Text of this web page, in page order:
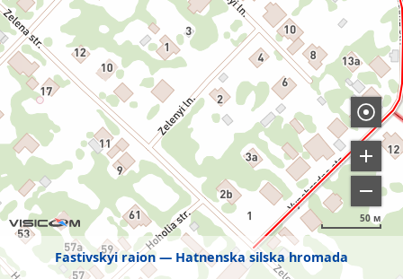
Fastivskyi raion Hatnenska silska hromada
50 м